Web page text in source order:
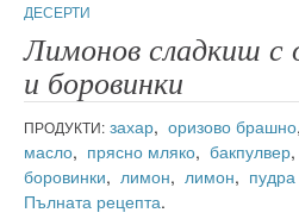
ДЕСЕРТИ
Лимонов сладкиш с
и боровинки
ПРОДУКТИ: захар, оризово брашно,
масло, прясно мляко, бакпулвер,
боровинки, лимон, лимон,
Пълната рецепта.